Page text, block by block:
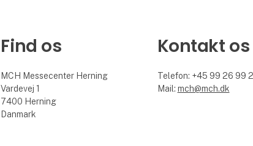
Find os
MCH Messecenter Herning
Vardevej 1
7400 Herning
Danmark
Kontakt os
Telefon: +45 99 26 99
Mail: mch@mch.dk